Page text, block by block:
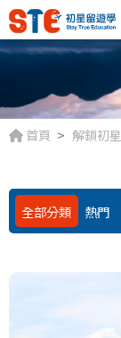
首頁 解鎖初星
全部分類 熱門